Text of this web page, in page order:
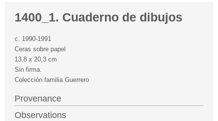
1400_1. Cuaderno de dibujos
c. 1990-1991
Ceras sobre papel
13,8 x 20,3 cm
Sin firma.
Colección familia Guerrero
Provenance
Observations